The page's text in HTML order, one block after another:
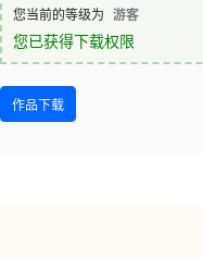
您当前的等级为 游客
您已获得下载权限
作品下载